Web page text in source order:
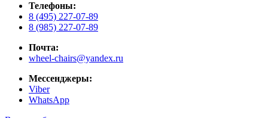
Телефоны:
8 (495) 227-07-89
8 (985) 227-07-89
Почта:
wheel-chairs@yandex.ru
Мессенджеры:
Viber
WhatsApp